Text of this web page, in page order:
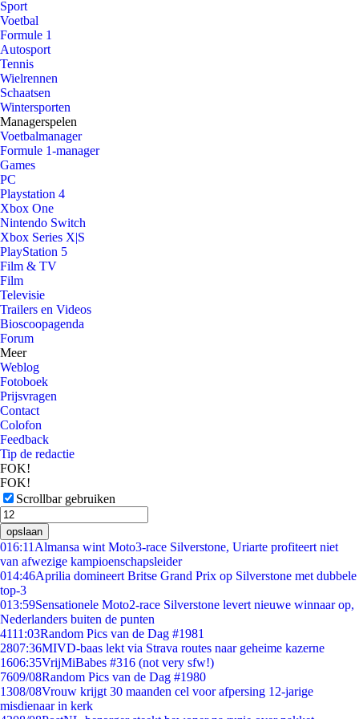
Sport
Voetbal
Formule 1
Autosport
Tennis
Wielrennen
Schaatsen
Wintersporten
Managerspelen
Voetbalmanager
Formule 1-manager
Games
PC
Playstation 4
Xbox One
Nintendo Switch
Xbox Series X|S
PlayStation 5
Film & TV
Film
Televisie
Trailers en Videos
Bioscoopagenda
Forum
Meer
Weblog
Fotoboek
Prijsvragen
Contact
Colofon
Feedback
Tip de redactie
FOK!
FOK!
Scrollbar gebruiken
opslaan
016:11 Almansa wint Moto3-race Silverstone, Uriarte profiteert niet
van afwezige kampioenschapsleider
014:46Aprilia domineert Britse Grand Prix op Silverstone met dubbele
top-3
013:59Sensationele Moto2-race Silverstone levert nieuwe winnaar op,
Nederlanders buiten de punten
4111:03Random Pics van de Dag #1981
2807:36MIVD-baas lekt via Strava routes naar geheime kazerne
1606:35VrijMiBabes #316 (not very sfw!)
7609/08Random Pics van de Dag #1980
1308/08Vrouw krijgt 30 maanden cel voor afpersing 12-jarige
misdienaar in kerk